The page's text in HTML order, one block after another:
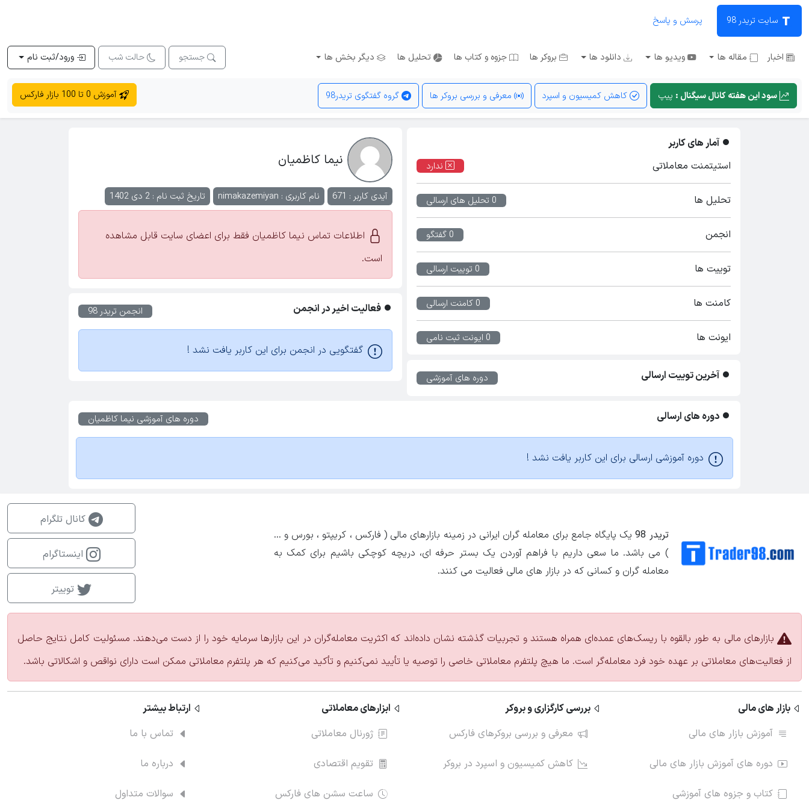
سایت تریدر 98 پرسش و پاسخ
اخبار مقاله ها ویدیو ها دانلود ها بروکر ها جزوه و کتاب ها تحلیل ها دیگر بخش ها جستجو حالت شب
سود این هفته کانال سیگنال : پیپ کاهش کمیسیون و اسپرد معرفی و بررسی بروکر ها گروه گفتگوی تریدر98 آموزش 0 تا 100 بازار فارکس
نیما کاظمیان
آیدی کاربر : 671 نام کاربری : nimakazemiyan تاریخ ثبت نام : 2 دی 1402
اطلاعات تماس نیما کاظمیان فقط برای اعضای سایت قابل مشاهده
است.
آمار های کاربر
استیتمنت معاملاتی
ندارد
تحلیل ها 0 تحلیل های ارسالی
انجمن 0 گفتگو
توییت ها 0 توییت ارسالی
کامنت ها 0 کامنت ارسالی
ایونت ها 0 ایونت ثبت نامی
فعالیت اخیر در انجمن انجمن تریدر 98
گفتگویی در انجمن برای این کاربر یافت نشد !
آخرین توییت ارسالی
دوره های آموزشی
دوره های ارسالی دوره های آموزشی نیما کاظمیان
دوره آموزشی ارسالی برای این کاربر یافت نشد !
تریدر 98
یک پایگاه جامع برای معامله گران ایرانی در زمینه بازارهای مالی ( فارکس ، کریپتو ، بورس و ...
) می باشد. ما سعی داریم با فراهم آوردن یک بستر حرفه ای، دریچه کوچکی باشیم برای کمک به
معامله گران و کسانی که در بازار های مالی فعالیت می کنند.
کانال تلگرام
اینستاگرام
توییتر
بازارهای مالی به طور بالقوه با ریسک‌های عمده‌ای همراه هستند و تجربیات گذشته نشان داده‌اند که اکثریت معامله‌گران در این بازارها سرمایه خود را از دست می‌دهند. مسئولیت کامل نتایج حاصل
از فعالیت‌های معاملاتی بر عهده خود فرد معامله‌گر است. ما هیچ پلتفرم معاملاتی خاصی را توصیه یا تأیید نمی‌کنیم و تأکید می‌کنیم که هر پلتفرم معاملاتی ممکن است دارای نواقص و اشکالاتی باشد.
بازار های مالی
آموزش بازار های مالی
دوره های آموزش بازار های مالی
کتاب و جزوه های آموزشی
بررسی کارگزاری و بروکر
معرفی و بررسی بروکرهای فارکس
کاهش کمیسیون و اسپرد در بروکر
ابزارهای معاملاتی
ژورنال معاملاتی
تقویم اقتصادی
ساعت سشن های فارکس
ارتباط‌ بیشتر
تماس با ما
درباره ما
سوالات متداول